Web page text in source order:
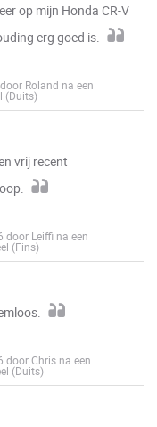
op mijn Honda CR-V
erg goed is.
Roland na een
(Duits)
vrij recent
Leiffi na een
(Fins)
Chris na een
(Duits)